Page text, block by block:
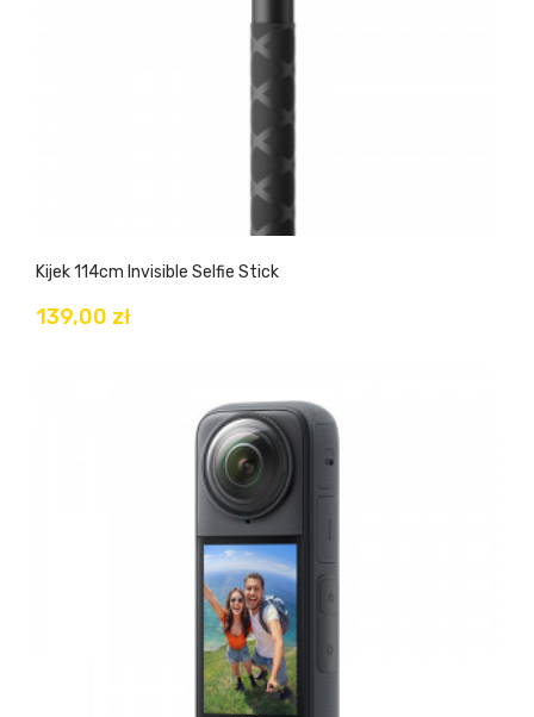
Kijek 114cm Invisible Selfie Stick
139,00 zł